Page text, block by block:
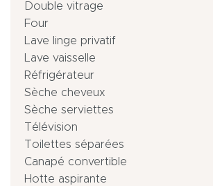
Double vitrage
Four
Lave linge privatif
Lave vaisselle
Réfrigérateur
Sèche cheveux
Sèche serviettes
Télévision
Toilettes séparées
Canapé convertible
Hotte aspirante